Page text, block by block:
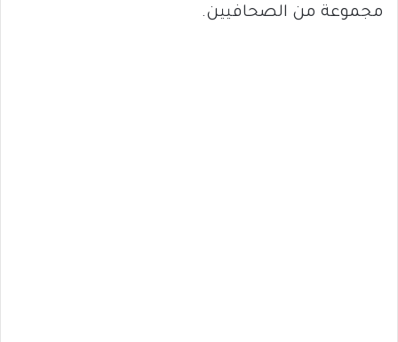
مجموعة من الصحافيين.